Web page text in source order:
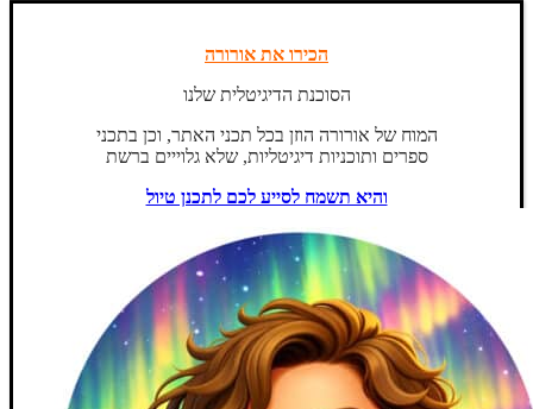
הכירו את אורורה
הסוכנת הדיגיטלית שלנו
המוח של אורורה הוזן בכל תכני האתר, וכן בתכני
ספרים ותוכניות דיגיטליות, שלא גלוייים ברשת
והיא תשמח לסייע לכם לתכנן טיול